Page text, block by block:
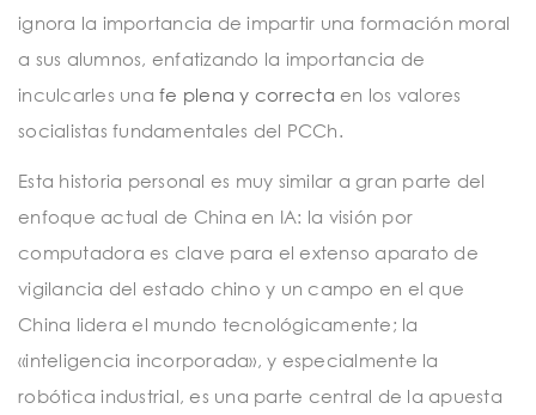
ignora la importancia de impartir una formación moral
a sus alumnos, enfatizando la importancia de
inculcarles una fe plena y correcta en los valores
socialistas fundamentales del PCCh.
Esta historia personal es muy similar a gran parte del
enfoque actual de China en IA: la visión por
computadora es clave para el extenso aparato de
vigilancia del estado chino y un campo en el que
China lidera el mundo tecnológicamente; la
«inteligencia incorporada», y especialmente la
robótica industrial, es una parte central de la apuesta